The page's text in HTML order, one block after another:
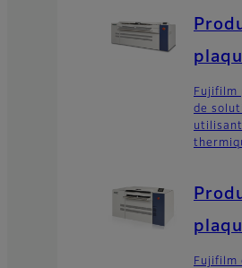
Fujifilm
de
Fujifilm